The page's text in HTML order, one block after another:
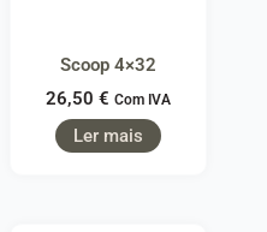
Scoop 4×32
26,50 € Com IVA
Ler mais